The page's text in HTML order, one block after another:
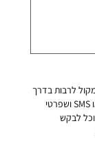
לרבות בדרך
של שירותי דיוור ישיר באמצעות דוא״ל,פקס, או SMS ושפרטי
לבקש